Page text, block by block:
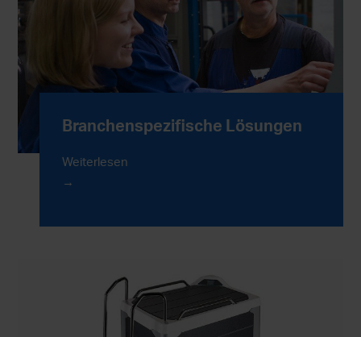
Branchenspezifische Lösungen
Weiterlesen